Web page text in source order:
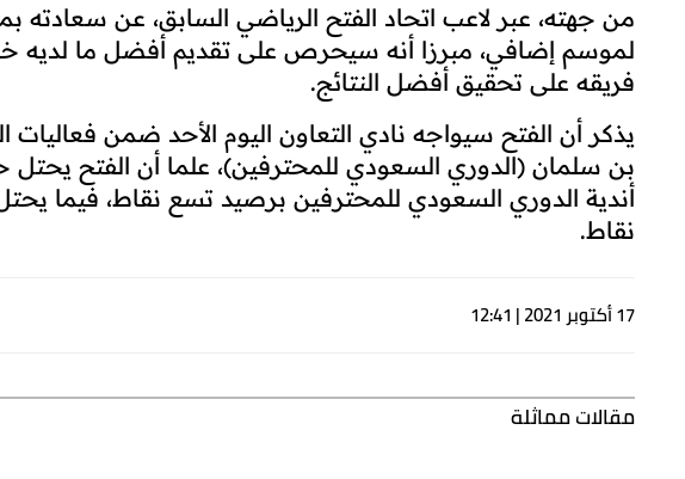
من جهته، عبر لاعب اتحاد الفتح الرياضي السابق، عن سعادته
لموسم إضافي، مبرزا أنه سيحرص على تقديم أفضل ما لديه
فريقه على تحقيق أفضل النتائج.
يذكر أن الفتح سيواجه نادي التعاون اليوم الأحد ضمن فعاليات
بن سلمان (الدوري السعودي للمحترفين)، علما أن الفتح يحتل
نقاط.
17 أكتوبر 2021 | 12:41
مقالات مماثلة